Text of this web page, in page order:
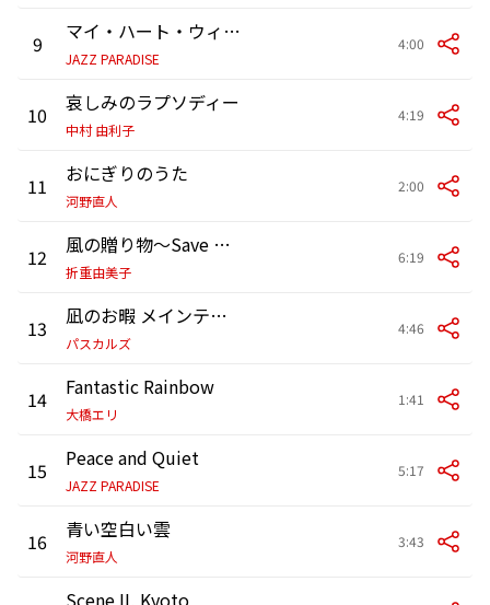
9 マイ・ハート・ウィル・ゴー・オン
JAZZ PARADISE
4:00
10 哀しみのラプソディー
中村 由利子
4:19
11 おにぎりのうた
河野直人
2:00
12 風の贈り物～Save The Earth～
折重由美子
6:19
13 凪のお暇 メインテーマ
パスカルズ
4:46
14 Fantastic Rainbow
大橋エリ
1:41
15 Peace and Quiet
JAZZ PARADISE
5:17
16 青い空白い雲
河野直人
3:43
Scene II, Kyoto